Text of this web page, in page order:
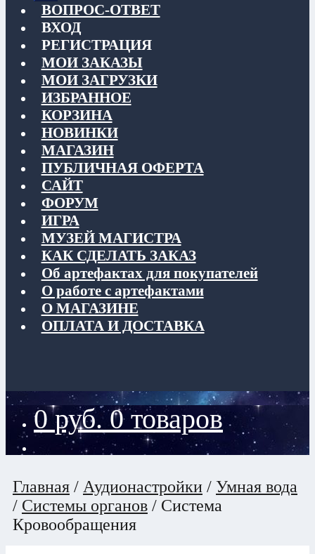
ВОПРОС-ОТВЕТ
ВХОД
РЕГИСТРАЦИЯ
МОИ ЗАКАЗЫ
МОИ ЗАГРУЗКИ
ИЗБРАННОЕ
КОРЗИНА
НОВИНКИ
МАГАЗИН
ПУБЛИЧНАЯ ОФЕРТА
САЙТ
ФОРУМ
ИГРА
МУЗЕЙ МАГИСТРА
КАК СДЕЛАТЬ ЗАКАЗ
Об артефактах для покупателей
О работе с артефактами
О МАГАЗИНЕ
ОПЛАТА И ДОСТАВКА
0руб. 0 товаров
Главная / Аудионастройки / Умная вода
/ Системы органов / Система
Кровообращения